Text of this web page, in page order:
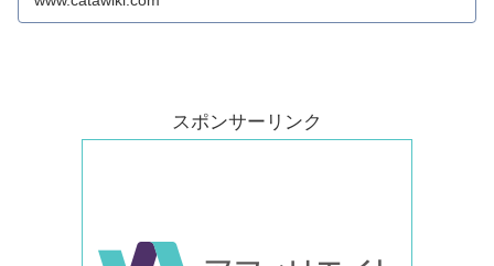
スポンサーリンク